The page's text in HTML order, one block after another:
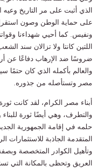
الذي أثبت على مر التاريخ
على حماية الوطن وصون
ونفيس. كما أحيي شهداءنا
اللتين كانتا ولا تزالان سند
ضروسًا ضد الإرهاب دفاعًا عن
والعالم بأكمله الذي كان حتمًا
مصر وتستأصله من جذوره.
والتطرف، وهي أيضًا ثورة
حلمه في إقامة الجمهورية
المتقدمة الجاذبة للاستثمارات
وتأهيل الكوادر المتخصصة
العريق وتحظى بالمكانة التي